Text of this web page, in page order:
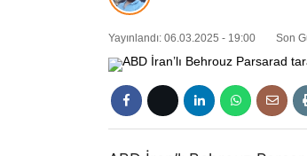
Yayınlandı: 06.03.2025 - 19:00 Son